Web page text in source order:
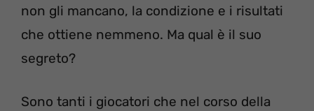
non gli mancano, la condizione e i risultati
che ottiene nemmeno. Ma qual è il suo
segreto?
Sono tanti i giocatori che nel corso della